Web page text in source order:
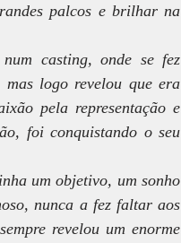
palcos e brilhar na
casting, onde se fez
logo revelou que era
pela representação e
foi conquistando o seu
um objetivo, um sonho
nunca a fez faltar aos
revelou um enorme